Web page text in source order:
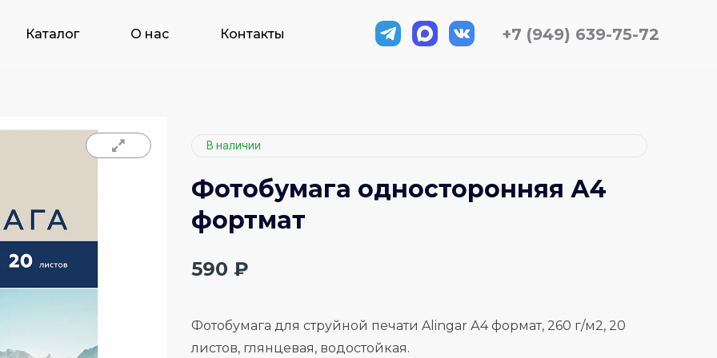
Каталог О нас Контакты +7 (949) 639-75-72
В наличии
Фотобумага односторонняя А4
фортмат
590 ₽
Фотобумага для струйной печати Alingar А4 формат, 260 г/м2, 20
листов, глянцевая, водостойкая.